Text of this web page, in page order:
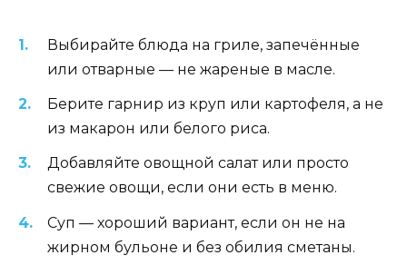
Выбирайте блюда на гриле, запечённые
или отварные — не жареные в масле.
Берите гарнир из круп или картофеля, а не
из макарон или белого риса.
Добавляйте овощной салат или просто
свежие овощи, если они есть в меню.
Суп — хороший вариант, если он не на
жирном бульоне и без обилия сметаны.